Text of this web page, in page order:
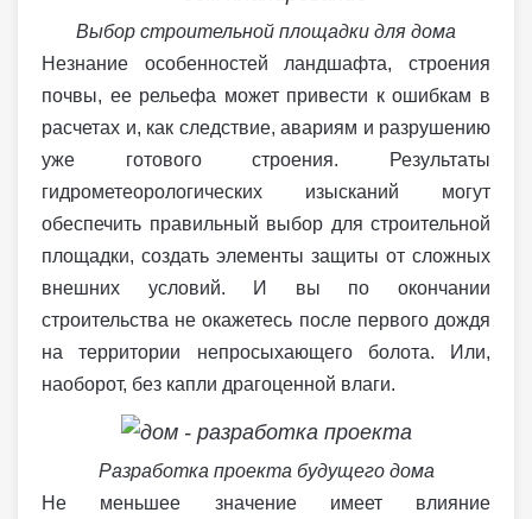
Выбор строительной площадки для дома
Незнание особенностей ландшафта, строения
почвы, ее рельефа может привести к ошибкам в
расчетах и, как следствие, авариям и разрушению
уже готового строения. Результаты
гидрометеорологических изысканий могут
обеспечить правильный выбор для строительной
площадки, создать элементы защиты от сложных
внешних условий. И вы по окончании
строительства не окажетесь после первого дождя
на территории непросыхающего болота. Или,
наоборот, без капли драгоценной влаги.
Разработка проекта будущего дома
Не меньшее значение имеет влияние